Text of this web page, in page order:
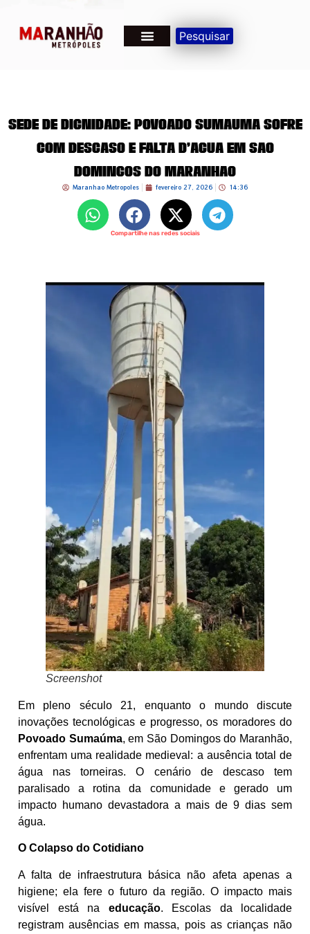
Pesquisar
Sede de Dignidade: Povoado Sumaúma Sofre
com Descaso e Falta d’Água em São
Domingos do Maranhão
Maranhao Metropoles fevereiro 27, 2026 14:36
Compartilhe nas redes sociais
Screenshot
Em pleno século 21, enquanto o mundo discute
inovações tecnológicas e progresso, os moradores do
Povoado Sumaúma, em São Domingos do Maranhão,
enfrentam uma realidade medieval: a ausência total de
água nas torneiras. O cenário de descaso tem
paralisado a rotina da comunidade e gerado um
impacto humano devastadora a mais de 9 dias sem
água.
O Colapso do Cotidiano
A falta de infraestrutura básica não afeta apenas a
higiene; ela fere o futuro da região. O impacto mais
visível está na educação. Escolas da localidade
registram ausências em massa, pois as crianças não